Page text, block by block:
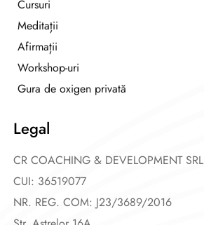
Cursuri
Meditații
Afirmații
Workshop-uri
Gura de oxigen privată
Legal
CR COACHING & DEVELOPMENT SRL
CUI: 36519077
NR. REG. COM: J23/3689/2016